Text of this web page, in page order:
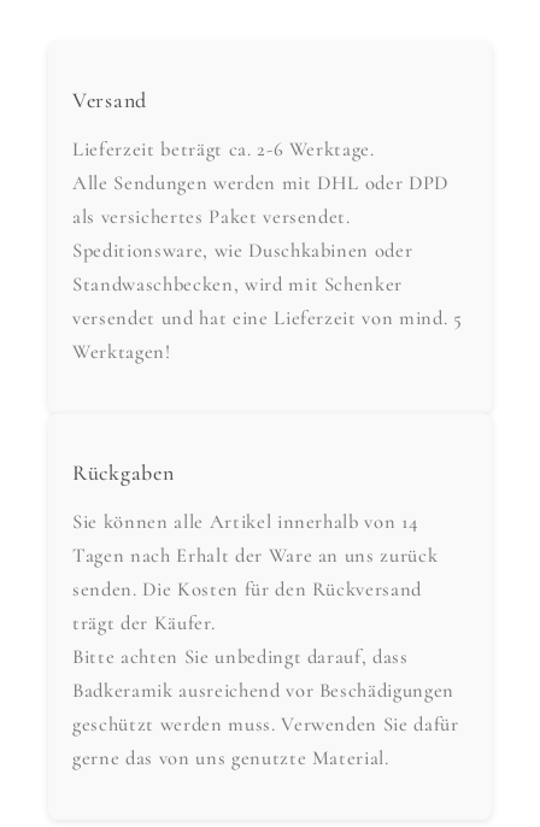
Versand
Lieferzeit beträgt ca. 2-6 Werktage.
Alle Sendungen werden mit DHL oder DPD
als versichertes Paket versendet.
Speditionsware, wie Duschkabinen oder
Standwaschbecken, wird mit Schenker
versendet und hat eine Lieferzeit von mind. 5
Werktagen!
Rückgaben
Sie können alle Artikel innerhalb von 14
Tagen nach Erhalt der Ware an uns zurück
senden. Die Kosten für den Rückversand
trägt der Käufer.
Bitte achten Sie unbedingt darauf, dass
Badkeramik ausreichend vor Beschädigungen
geschützt werden muss. Verwenden Sie dafür
gerne das von uns genutzte Material.